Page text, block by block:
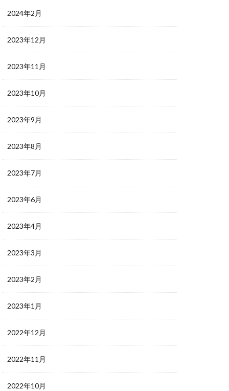
2024年2月
2023年12月
2023年11月
2023年10月
2023年9月
2023年8月
2023年7月
2023年6月
2023年4月
2023年3月
2023年2月
2023年1月
2022年12月
2022年11月
2022年10月